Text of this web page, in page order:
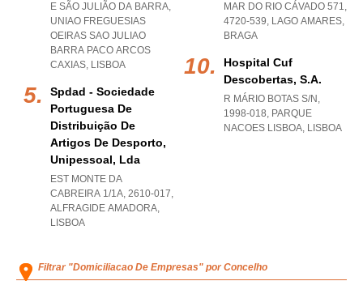
E SÃO JULIÃO DA BARRA,
UNIAO FREGUESIAS
OEIRAS SAO JULIAO
BARRA PACO ARCOS
CAXIAS, LISBOA
Spdad - Sociedade
Portuguesa De
Distribuição De
Artigos De Desporto,
Unipessoal, Lda
EST MONTE DA
CABREIRA 1/1A, 2610-017,
ALFRAGIDE AMADORA,
LISBOA
MAR DO RIO CÁVADO 571,
4720-539, LAGO AMARES,
BRAGA
Hospital Cuf
Descobertas, S.a.
R MÁRIO BOTAS S/N,
1998-018, PARQUE
NACOES LISBOA, LISBOA
Filtrar "Domiciliacao De Empresas" por Concelho